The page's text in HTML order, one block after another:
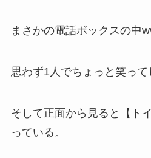
まさかの電話ボックスの中
思わず1人でちょっと笑って
そして正面から見ると【ト
っている。